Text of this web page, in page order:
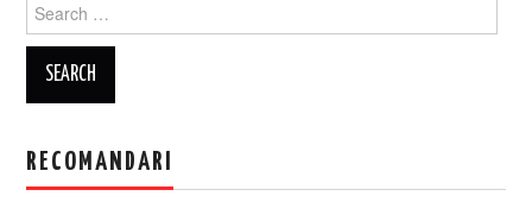
for:
RECOMANDARI